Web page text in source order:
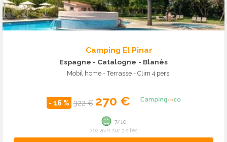
Camping El Pinar
Espagne - Catalogne - Blanès
Mobil home - Terrasse - Clim 4 pers.
- 16 % 322 € 270 €
7/10
202 avis sur 3 sites